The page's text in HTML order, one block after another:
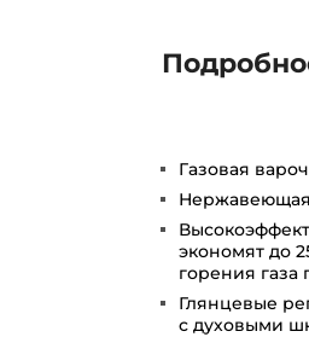
Газовая
Нержавеющая
экономят до
горения газа
Глянцевые
с духовыми